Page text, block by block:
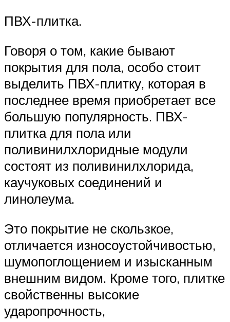
ПВХ-плитка.
Говоря о том, какие бывают
покрытия для пола, особо стоит
выделить ПВХ-плитку, которая в
последнее время приобретает все
большую популярность. ПВХ-
плитка для пола или
поливинилхлоридные модули
состоят из поливинилхлорида,
каучуковых соединений и
линолеума.
Это покрытие не скользкое,
отличается износоустойчивостью,
шумопоглощением и изысканным
внешним видом. Кроме того, плитке
свойственны высокие
ударопрочность,